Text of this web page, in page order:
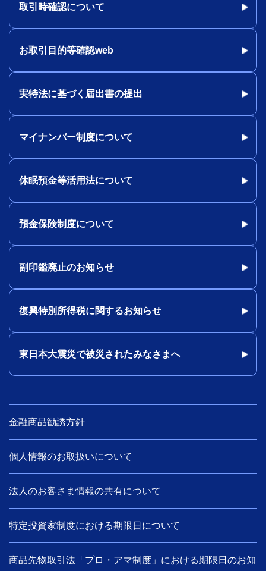
取引時確認について
お取引目的等確認web
実特法に基づく届出書の提出
マイナンバー制度について
休眠預金等活用法について
預金保険制度について
副印鑑廃止のお知らせ
復興特別所得税に関するお知らせ
東日本大震災で被災されたみなさまへ
金融商品勧誘方針
個人情報のお取扱いについて
法人のお客さま情報の共有について
特定投資家制度における期限日について
商品先物取引法「プロ・アマ制度」における期限日のお知